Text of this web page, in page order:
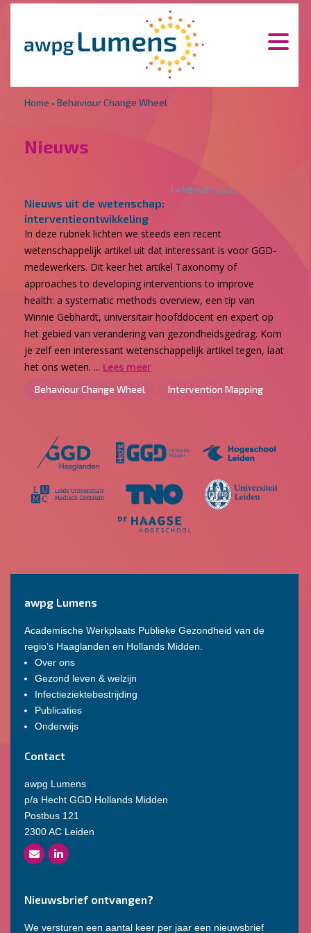
Home • Behaviour Change Wheel
Nieuws
14 februari 2020
Nieuws uit de wetenschap:
interventieontwikkeling
In deze rubriek lichten we steeds een recent
wetenschappelijk artikel uit dat interessant is voor GGD-
medewerkers. Dit keer het artikel Taxonomy of
approaches to developing interventions to improve
health: a systematic methods overview, een tip van
Winnie Gebhardt, universitair hoofddocent en expert op
het gebied van verandering van gezondheidsgedrag. Kom
je zelf een interessant wetenschappelijk artikel tegen, laat
het ons weten. ... Lees meer
Behaviour Change Wheel Intervention Mapping
awpg Lumens
Academische Werkplaats Publieke Gezondheid van de
regio’s Haaglanden en Hollands Midden.
Over ons
Gezond leven & welzijn
Infectieziektebestrijding
Publicaties
Onderwijs
Contact
awpg Lumens
p/a Hecht GGD Hollands Midden
Postbus 121
2300 AC Leiden
Nieuwsbrief ontvangen?
We versturen een aantal keer per jaar een nieuwsbrief